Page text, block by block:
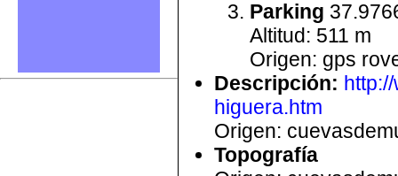
Parking
Altitud: 511 m
Origen: gps
Descripción:
higuera.htm
Origen:
Topografía